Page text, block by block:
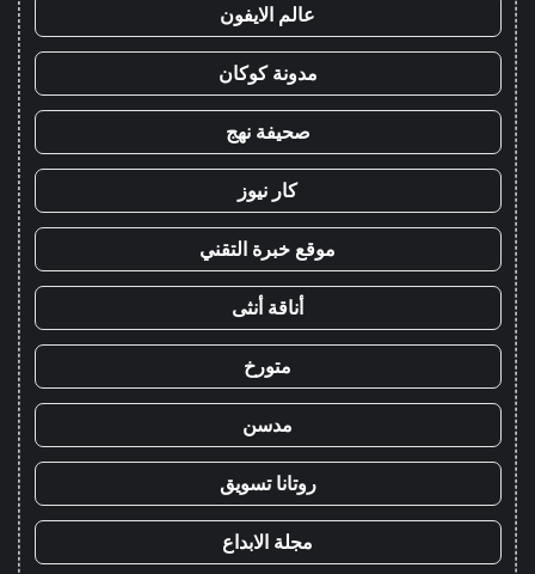
عالم الايفون
مدونة كوكان
صحيفة نهج
كار نيوز
موقع خبرة التقني
أناقة أنثى
متورخ
مدسن
روتانا تسويق
مجلة الابداع